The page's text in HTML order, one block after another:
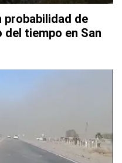
probabilidad de
tiempo en San